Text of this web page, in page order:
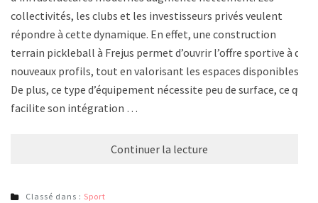
collectivités, les clubs et les investisseurs privés veulent
répondre à cette dynamique. En effet, une construction
terrain pickleball à Frejus permet d’ouvrir l’offre sportive à de
nouveaux profils, tout en valorisant les espaces disponibles.
De plus, ce type d’équipement nécessite peu de surface, ce qui
facilite son intégration …
Continuer la lecture
Classé dans : Sport